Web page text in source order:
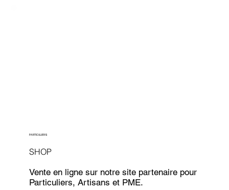
SHOP
PARTICULIERS
Vente en ligne sur notre site partenaire pour
Particuliers, Artisans et PME.